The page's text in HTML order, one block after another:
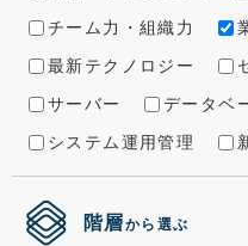
チーム力・組織力
最新テクノロジー
サーバー
データベ
システム運用管理
階層から選ぶ